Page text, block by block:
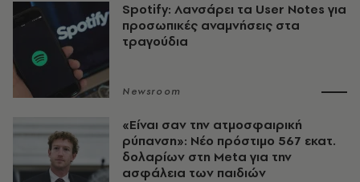
Spotify: Λανσάρει τα User Notes για
προσωπικές αναμνήσεις στα
τραγούδια
Newsroom
«Είναι σαν την ατμοσφαιρική
ρύπανση»: Νέο πρόστιμο 567 εκατ.
δολαρίων στη Meta για την
ασφάλεια των παιδιών